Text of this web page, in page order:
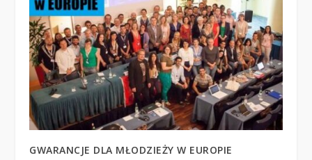
GWARANCJE DLA MŁODZIEŻY W EUROPIE